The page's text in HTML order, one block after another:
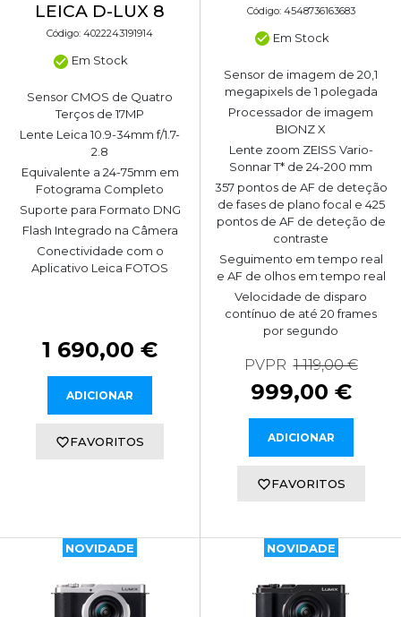
LEICA D-LUX 8
Código: 4022243191914
Em Stock
Sensor CMOS de Quatro
Terços de 17MP
Lente Leica 10.9-34mm f/1.7-
2.8
Equivalente a 24-75mm em
Fotograma Completo
Suporte para Formato DNG
Flash Integrado na Câmera
Conectividade com o
Aplicativo Leica FOTOS
1 690,00 €
ADICIONAR
FAVORITOS
Código: 4548736163683
Em Stock
Sensor de imagem de 20,1
megapixels de 1 polegada
Processador de imagem
BIONZ X
Lente zoom ZEISS Vario-
Sonnar T* de 24-200 mm
357 pontos de AF de deteção
de fases de plano focal e 425
pontos de AF de deteção de
contraste
Seguimento em tempo real
e AF de olhos em tempo real
Velocidade de disparo
contínuo de até 20 frames
por segundo
PVPR 1 119,00 €
999,00 €
ADICIONAR
FAVORITOS
NOVIDADE NOVIDADE